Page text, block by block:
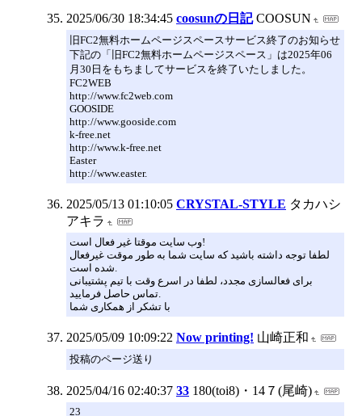
2025/06/30 18:34:45 coosunの日記 COOSUN
旧FC2無料ホームページスペースサービス終了のお知らせ
下記の「旧FC2無料ホームページスペース」は2025年06
月30日をもちましてサービスを終了いたしました。
FC2WEB
http://www.fc2web.com
GOOSIDE
http://www.gooside.com
k-free.net
http://www.k-free.net
Easter
http://www.easter.
2025/05/13 01:10:05 CRYSTAL-STYLE タカハシ
アキラ
وب سایت موقتا غیر فعال است!
لطفا توجه داشته باشید که سایت شما به طور موقت غیرفعال
برای فعالسازی مجدد، لطفا در اسرع وقت با تیم پشتیبانی
با تشکر از همکاری شما
2025/05/09 10:09:22 Now printing! 山崎正和
投稿のページ送り
2025/04/16 02:40:37 33 180(toi8)・14７(尾崎)
23